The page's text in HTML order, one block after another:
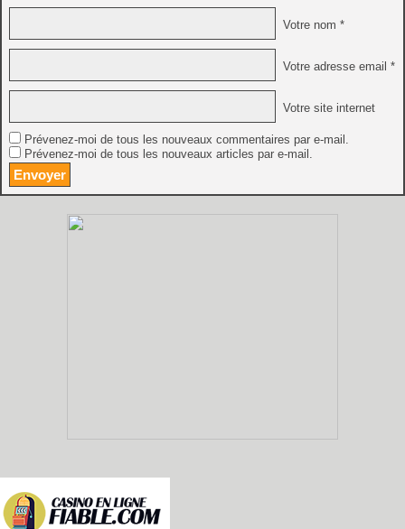
Votre nom *
Votre adresse email *
Votre site internet
Prévenez-moi de tous les nouveaux commentaires par e-mail.
Prévenez-moi de tous les nouveaux articles par e-mail.